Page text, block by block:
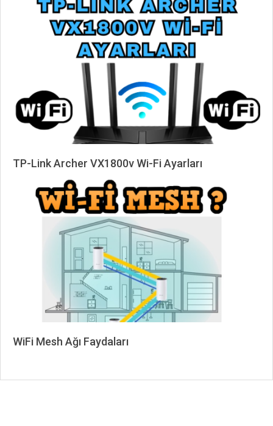
TP-Link Archer VX1800v Wi-Fi Ayarları
WiFi Mesh Ağı Faydaları